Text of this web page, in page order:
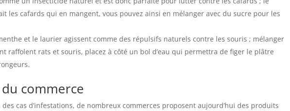
les cafards qui en mangent, vous pouvez ainsi en mélanger avec du sucre pour les
menthe et le laurier agissent comme des répulsifs naturels contre les souris ; mélanger
raffolent rats et souris, placez à côté un bol d’eau qui permettra de figer le plâtre
commerce
cas d’infestations, de nombreux commerces proposent aujourd’hui des produits